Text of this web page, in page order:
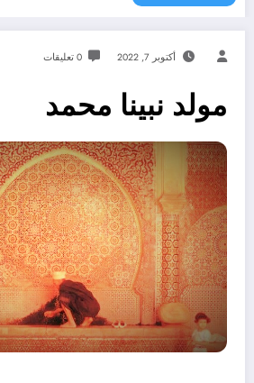
أكتوبر 7, 2022 0 تعليقات
مولد نبينا محمد